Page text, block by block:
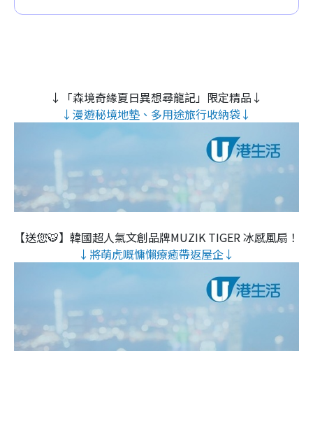
↓「森境奇緣夏日異想尋龍記」限定精品↓
↓漫遊秘境地墊、多用途旅行收納袋↓
【送您🐯】韓國超人氣文創品牌MUZIK TIGER 冰感風扇！
↓將萌虎嘅慵懶療癒帶返屋企↓